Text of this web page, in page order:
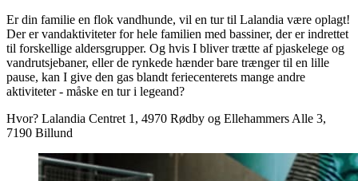
Er din familie en flok vandhunde, vil en tur til Lalandia være oplagt!
Der er vandaktiviteter for hele familien med bassiner, der er indrettet
til forskellige aldersgrupper. Og hvis I bliver trætte af pjaskelege og
vandrutsjebaner, eller de rynkede hænder bare trænger til en lille
pause, kan I give den gas blandt feriecenterets mange andre
aktiviteter - måske en tur i legeand?
Hvor? Lalandia Centret 1, 4970 Rødby og Ellehammers Alle 3,
7190 Billund